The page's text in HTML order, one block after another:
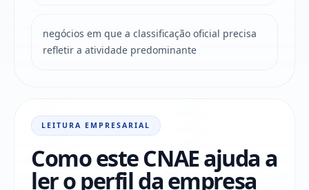
negócios em que a classificação oficial precisa
refletir a atividade predominante
LEITURA EMPRESARIAL
Como este CNAE ajuda a
ler o perfil da empresa